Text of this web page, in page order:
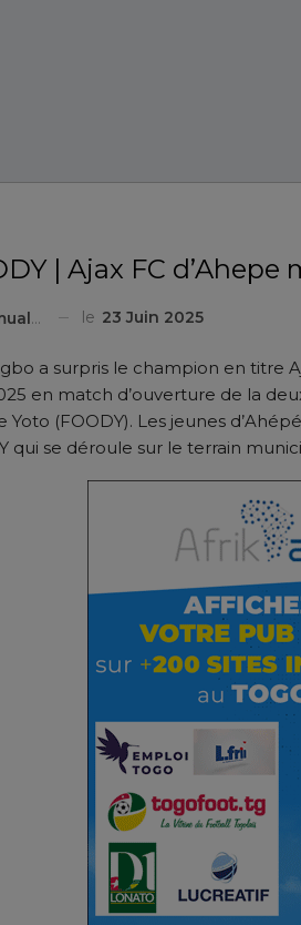
| Ajax FC
le 23 Juin 2025
a surpris le champion en titre
en match d’ouverture de la
(FOODY). Les jeunes
qui se déroule sur le terrain